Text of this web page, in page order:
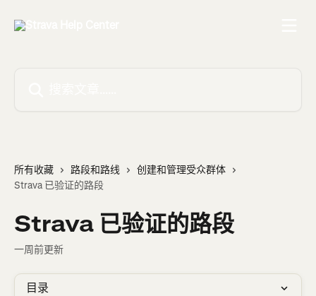
所有收藏 路段和路线
创建和管理受众群体
Strava 已验证的路段
Strava 已验证的路段
一周前更新
目录